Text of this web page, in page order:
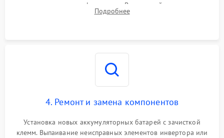
переключения и трансформатора. Визуальный поиск вздутых
конденсаторов и прогаров на печатной плате.
Подробнее
4. Ремонт и замена компонентов
Установка новых аккумуляторных батарей с зачисткой
клемм. Выпаивание неисправных элементов инвертора или